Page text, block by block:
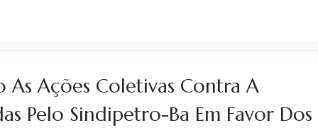
As Ações Coletivas Contra A
Pelo Sindipetro-Ba Em Favor Dos